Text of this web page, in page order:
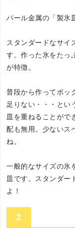
パール金属の「製氷
スタンダードなサイ
す。作った氷をたっ
が特徴。
普段から作ってボッ
足りない・・・とい
皿を重ねることがで
配も無用。少ないス
ね。
一般的なサイズの氷
皿です。スタンダー
よ！
2